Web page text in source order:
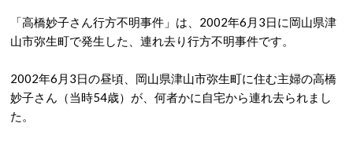
「高橋妙子さん行方不明事件」は、2002年6月3日に岡山県津
山市弥生町で発生した、連れ去り行方不明事件です。
2002年6月3日の昼頃、岡山県津山市弥生町に住む主婦の高橋
妙子さん（当時54歳）が、何者かに自宅から連れ去られまし
た。